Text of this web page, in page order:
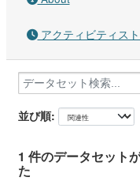
アクティビティス
並び順
1 件のデータセット
た